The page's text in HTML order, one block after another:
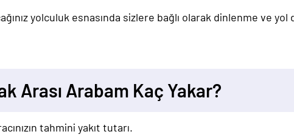
yolculuk esnasında sizlere bağlı olarak dinlenme ve
Arası Arabam Kaç Yakar?
tahmini yakıt tutarı.